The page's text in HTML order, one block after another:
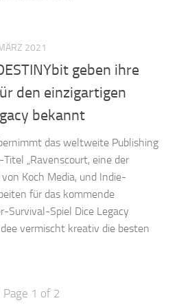
2021
geben ihre
den einzigartigen
bekannt
das weltweite Publishing
„Ravenscourt, eine der
Koch Media, und Indie-
für das kommende
Survival-Spiel Dice Legacy
vermischt kreativ die besten
Page 1 of 2